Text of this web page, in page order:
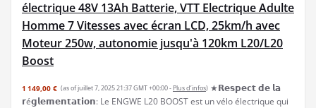
électrique 48V 13Ah Batterie, VTT Electrique Adulte
Homme 7 Vitesses avec écran LCD, 25km/h avec
Moteur 250w, autonomie jusqu'à 120km L20/L20
Boost
1 149,00 € (as of juillet 7, 2025 21:37 GMT +00:00 - Plus d’infos) ★𝗥𝗲𝘀𝗽𝗲𝗰𝘁 𝗱𝗲 𝗹𝗮
𝗿é𝗴𝗹𝗲𝗺𝗲𝗻𝘁𝗮𝘁𝗶𝗼𝗻: Le ENGWE L20 BOOST est un vélo électrique qui